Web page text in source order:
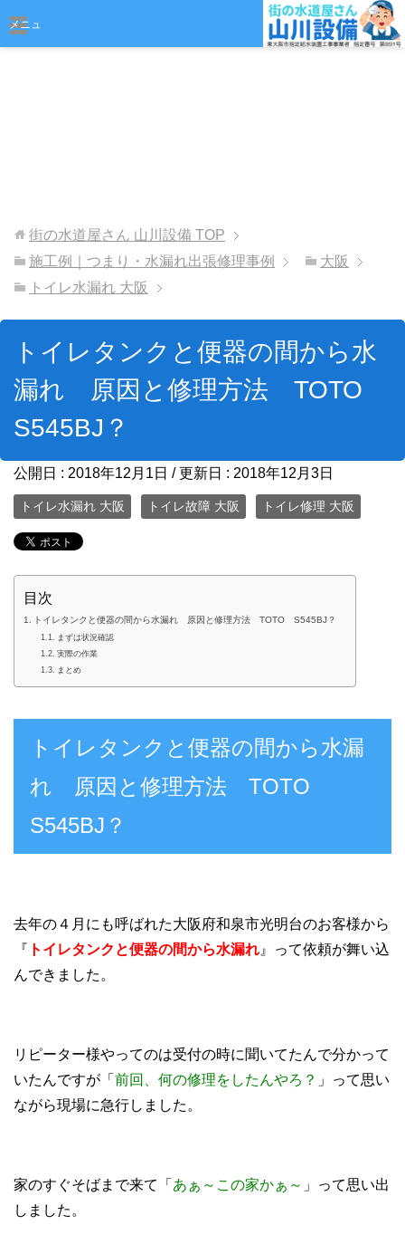
メニュ
街の水道屋さん 山川設備 TOP
施工例｜つまり・水漏れ出張修理事例
大阪
トイレ水漏れ 大阪
トイレタンクと便器の間から水
漏れ 原因と修理方法 TOTO
S545BJ？
公開日 : 2018年12月1日 / 更新日 : 2018年12月3日
トイレ水漏れ 大阪 トイレ故障 大阪 トイレ修理 大阪
目次
トイレタンクと便器の間から水漏れ 原因と修理方法 TOTO S545BJ？
まずは状況確認
実際の作業
まとめ
トイレタンクと便器の間から水漏
れ 原因と修理方法 TOTO
S545BJ？
去年の４月にも呼ばれた大阪府和泉市光明台のお客様から
『 トイレタンクと便器の間から水漏れ 』って依頼が舞い込
んできました。
リピーター様やってのは受付の時に聞いてたんで分かって
いたんですが「 前回、何の修理をしたんやろ？ 」って思い
ながら現場に急行しました。
家のすぐそばまで来て「 あぁ～この家かぁ～ 」って思い出
しました。